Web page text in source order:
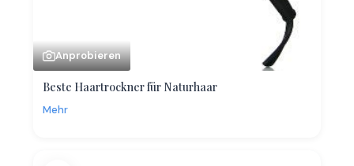
Anprobieren
Beste Haartrockner für Naturhaar
Mehr